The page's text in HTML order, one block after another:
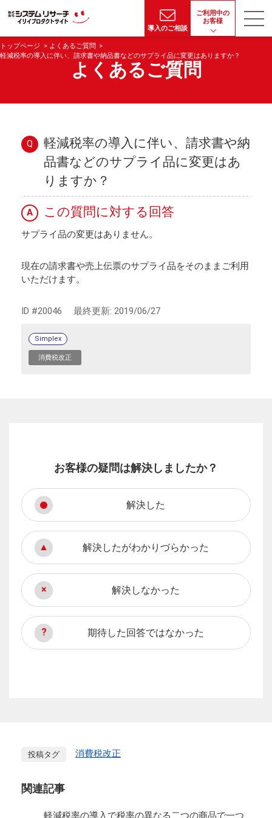
導入のご相談
ご利用中の
お客様
トップページ
よくあるご質問
軽減税率の導入に伴い、請求書や納品書などのサプライ品に変更はありますか？
よくあるご質問
Q
軽減税率の導入に伴い、請求書や納
品書などのサプライ品に変更はあ
りますか？
A この質問に対する回答
サプライ品の変更はありません。
現在の請求書や売上伝票のサプライ品をそのままご利用
いただけます。
ID #20046 最終更新: 2019/06/27
Simplex
消費税改正
お客様の疑問は解決しましたか？
解決した
解決したがわかりづらかった
解決しなかった
期待した回答ではなかった
投稿タグ 消費税改正
関連記事
軽減税率の導入で税率の異なる二つの商品で一つ